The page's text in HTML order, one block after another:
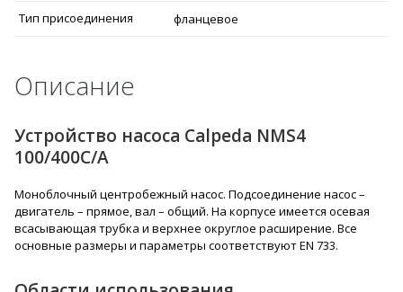
Тип присоединения фланцевое
Описание
Устройство насоса Calpeda NMS4
100/400C/A
Моноблочный центробежный насос. Подсоединение насос –
двигатель – прямое, вал – общий. На корпусе имеется осевая
всасывающая трубка и верхнее округлое расширение. Все
основные размеры и параметры соответствуют EN 733.